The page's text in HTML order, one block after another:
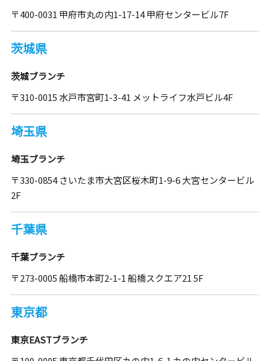
〒400-0031 甲府市丸の内1-17-14 甲府センタービル7F
茨城県
茨城ブランチ
〒310-0015 水戸市宮町1-3-41 メットライフ水戸ビル4F
埼玉県
埼玉ブランチ
〒330-0854 さいたま市大宮区桜木町1-9-6 大宮センタービル
2F
千葉県
千葉ブランチ
〒273-0005 船橋市本町2-1-1 船橋スクエア21 5F
東京都
東京EASTブランチ